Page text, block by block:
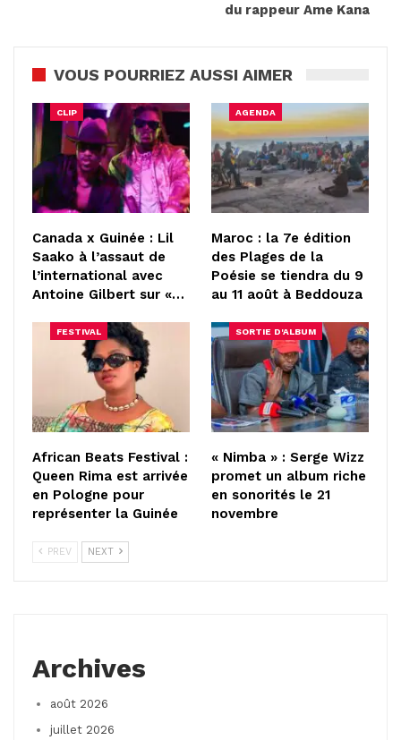
du rappeur Ame Kana
VOUS POURRIEZ AUSSI AIMER
CLIP
Canada x Guinée : Lil
Saako à l’assaut de
l’international avec
Antoine Gilbert sur «…
AGENDA
Maroc : la 7e édition
des Plages de la
Poésie se tiendra du 9
au 11 août à Beddouza
FESTIVAL
African Beats Festival :
Queen Rima est arrivée
en Pologne pour
représenter la Guinée
SORTIE D'ALBUM
« Nimba » : Serge Wizz
promet un album riche
en sonorités le 21
novembre
PREV NEXT
Archives
août 2026
juillet 2026